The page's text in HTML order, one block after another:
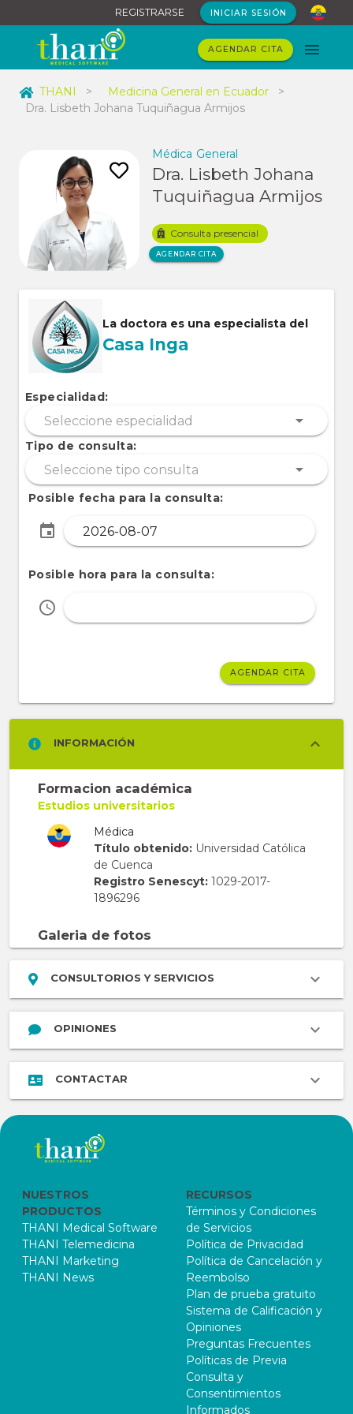
REGISTRARSE INICIAR SESIÓN
AGENDAR CITA
THANI > Medicina General en Ecuador
>
Dra. Lisbeth Johana Tuquiñagua Armijos
Médica General
Dra. Lisbeth Johana
Tuquiñagua Armijos
Consulta presencial
AGENDAR CITA
La doctora es una especialista del
Casa Inga
Especialidad:
Tipo de consulta:
Posible fecha para la consulta:
Posible hora para la consulta:
AGENDAR CITA
INFORMACIÓN
Formacion académica
Estudios universitarios
Médica
Título obtenido:Universidad Católica
de Cuenca
Registro Senescyt:1029-2017-
1896296
Galeria de fotos
CONSULTORIOS Y SERVICIOS
OPINIONES
CONTACTAR
NUESTROS
PRODUCTOS
THANI Medical Software
THANI Telemedicina
THANI Marketing
THANI News
RECURSOS
Términos y Condiciones
de Servicios
Política de Privacidad
Política de Cancelación y
Reembolso
Plan de prueba gratuito
Sistema de Calificación y
Opiniones
Preguntas Frecuentes
Políticas de Previa
Consulta y
Consentimientos
Informados